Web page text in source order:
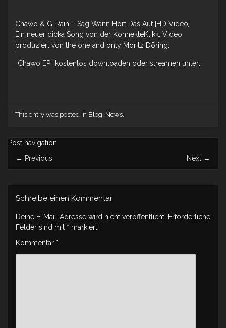
Chawo & G-Rain – Sag Wann Hört Das Auf [HD Video]
Ein neuer dicka Song von der KonnekteKlikk . Video
produziert von the one and only Moritz Döring
„Chawo EP“ kostenlos downloaden oder streamen unter:
This entry was posted in Blog, News.
Post navigation
← Previous Next →
Schreibe einen Kommentar
Deine E-Mail-Adresse wird nicht veröffentlicht. Erforderliche
Felder sind mit * markiert
Kommentar *